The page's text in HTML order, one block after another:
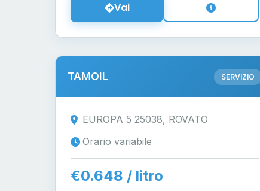
Vai
TAMOIL SERVIZIO
EUROPA 5 25038, ROVATO
Orario variabile
€0.648 / litro